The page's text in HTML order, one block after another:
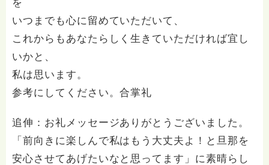
を
いつまでも心に留めていただいて、
これからもあなたらしく生きていただければ宜し
いかと、
私は思います。
参考にしてください。合掌礼
追伸：お礼メッセージありがとうございました。
「前向きに楽しんで私はもう大丈夫よ！と旦那を
安心させてあげたいなと思ってます」に素晴らし